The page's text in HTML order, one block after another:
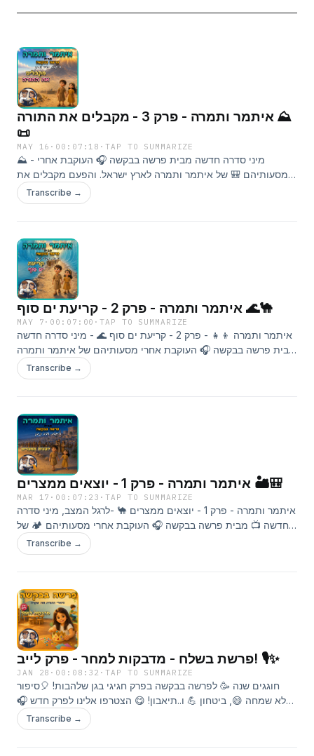
איתמר ותמרה - פרק 3 - מקבלים את התורה ⛰️
📜
MAY 16 · 00:07:18 ·TAP TO SUMMARIZE
⛰️ - מיני סדרה חדשה מבית פרשה בבקשה 🎧 העוקבת אחרי
מסעותיהם 🎒 של איתמר ותמרה לארץ ישראל. והפעם מקבלים את
התורה! 📜✨רוצים לשלוח לנו סיפור? 📖 לחצו על הקישור :) 👇
https://tinyurl.com/SipurPB כתבו לנו ✉️:
Transcribe →
איתמר ותמרה - פרק 2 - קריעת ים סוף 🌊🐪
MAY 7 · 00:07:00 ·TAP TO SUMMARIZE
איתמר ותמרה 👦👧 - פרק 2 - קריעת ים סוף 🌊 - מיני סדרה חדשה
מבית פרשה בבקשה 🎧 העוקבת אחרי מסעותיהם של איתמר ותמרה
לארץ ישראל. והפעם: איתמר ותמרה חוצים את ים סוף 🌊👣רוצים
לשלוח לנו סיפור? לחצו על הקישור :) 👇
Transcribe →
איתמר ותמרה - פרק 1 - יוצאים ממצרים 🏜️🎒
MAR 17 · 00:07:23 ·TAP TO SUMMARIZE
איתמר ותמרה - פרק 1 - יוצאים ממצרים 🐪 -לרגל המצב, מיני סדרה
חדשה 📺 מבית פרשה בבקשה 🎧 העוקבת אחרי מסעותיהם 🏕️ של
איתמר ותמרה לארץ ישראל 🇮🇱. והפעם - יוצאים ממצרים 🎒רוצים
לשלוח לנו סיפור? 📖 לחצו על הקישור :) 👇
Transcribe →
פרשת בשלח - מדבקות למחר - פרק לייב! 🎙️✨
JAN 28 · 00:08:32 ·TAP TO SUMMARIZE
חוגגים שנה 🥳 לפרשה בבקשה בפרק חגיגי בגן שלהבות! 🎈סיפור
מלא שמחה 😄, ביטחון 💪 ו..תיאבון! 😋 הצטרפו אלינו לפרק חדש 🎧
רגע לפני הפגרה ⏸️ רוצים להישאר מעודכנים 🔔 ולקבל הפתעות
בלעדיות? 🎁 הצטרפו לקבוצה השקטה שלנו: 📱
Transcribe →